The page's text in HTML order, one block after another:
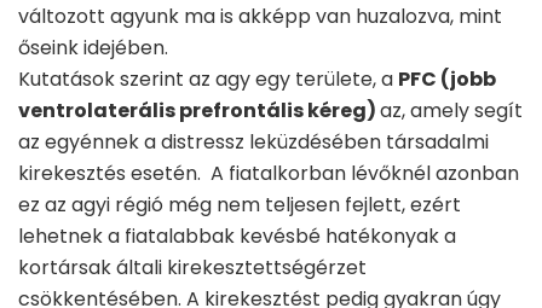
változott agyunk ma is akképp van huzalozva, mint
őseink idejében.
Kutatások szerint az agy egy területe, a PFC (jobb
ventrolaterális prefrontális kéreg)az, amely segít
az egyénnek a distressz leküzdésében társadalmi
kirekesztés esetén. A fiatalkorban lévőknél azonban
ez az agyi régió még nem teljesen fejlett, ezért
lehetnek a fiatalabbak kevésbé hatékonyak a
kortársak általi kirekesztettségérzet
csökkentésében. A kirekesztést pedig gyakran úgy